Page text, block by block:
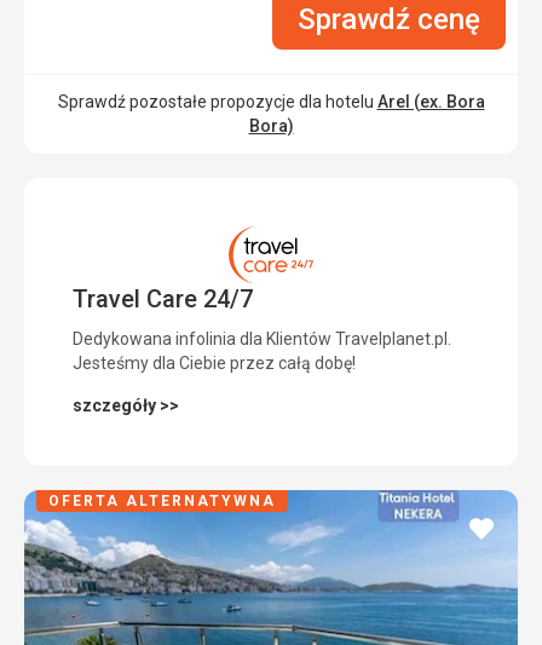
Sprawdź cenę
Sprawdź pozostałe propozycje dla hotelu Arel (ex. Bora
Bora)
Travel Care 24/7
Dedykowana infolinia dla Klientów Travelplanet.pl.
Jesteśmy dla Ciebie przez całą dobę!
szczegóły >>
dodaj
OFERTA ALTERNATYWNA